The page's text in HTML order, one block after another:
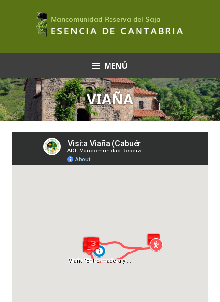
contenido
MENÚ
VIAÑA